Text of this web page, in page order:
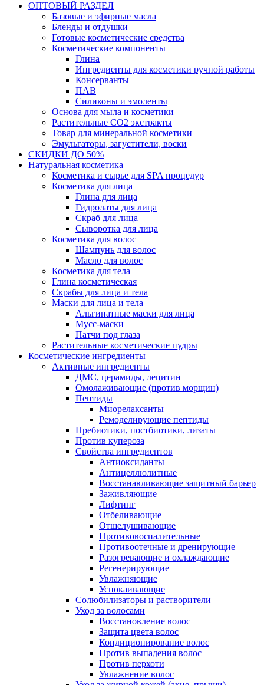
ОПТОВЫЙ РАЗДЕЛ
Базовые и эфирные масла
Бленды и отдушки
Готовые косметические средства
Косметические компоненты
Глина
Ингредиенты для косметики ручной работы
Консерванты
ПАВ
Силиконы и эмоленты
Основа для мыла и косметики
Растительные СО2 экстракты
Товар для минеральной косметики
Эмульгаторы, загустители, воски
СКИДКИ ДО 50%
Натуральная косметика
Косметика и сырье для SPA процедур
Косметика для лица
Глина для лица
Гидролаты для лица
Скраб для лица
Сыворотка для лица
Косметика для волос
Шампунь для волос
Масло для волос
Косметика для тела
Глина косметическая
Скрабы для лица и тела
Маски для лица и тела
Альгинатные маски для лица
Мусс-маски
Патчи под глаза
Растительные косметические пудры
Косметические ингредиенты
Активные ингредиенты
ДМС, церамиды, лецитин
Омолаживающие (против морщин)
Пептиды
Миорелаксанты
Ремоделирующие пептиды
Пребиотики, постбиотики, лизаты
Против купероза
Свойства ингредиентов
Антиоксиданты
Антицеллюлитные
Восстанавливающие защитный барьер
Заживляющие
Лифтинг
Отбеливающие
Отшелушивающие
Противовоспалительные
Противоотечные и дренирующие
Разогревающие и охлаждающие
Регенерирующие
Увлажняющие
Успокаивающие
Солюбилизаторы и растворители
Уход за волосами
Восстановление волос
Защита цвета волос
Кондиционирование волос
Против выпадения волос
Против перхоти
Увлажнение волос